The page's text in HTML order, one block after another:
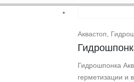
Аквастоп,
Гидрошпонка
герметизации и